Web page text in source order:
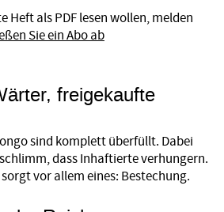
Heft als PDF lesen wollen, melden
Sie ein Abo ab
freigekaufte
sind komplett überfüllt. Dabei
dass Inhaftierte verhungern.
vor allem eines: Bestechung.